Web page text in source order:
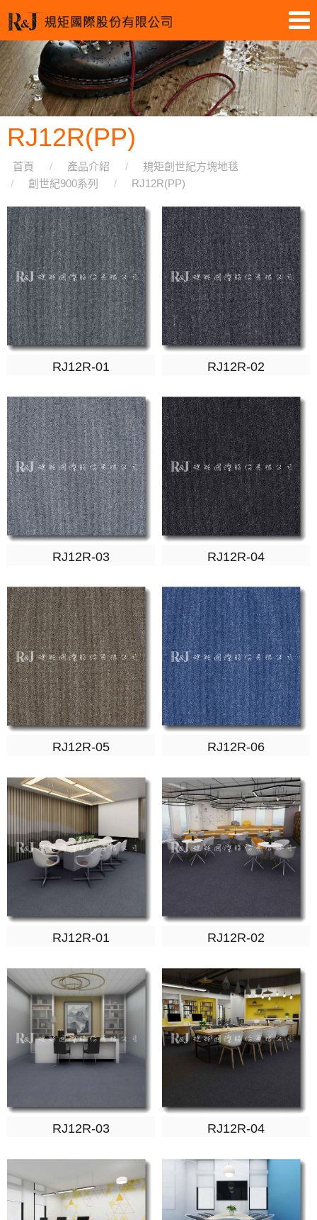
RJ12R(PP)
首頁 產品介紹
規矩創世紀方塊地毯
創世紀900系列
RJ12R(PP)
RJ12R-01 RJ12R-02
RJ12R-03 RJ12R-04
RJ12R-05 RJ12R-06
RJ12R-01 RJ12R-02
RJ12R-03 RJ12R-04